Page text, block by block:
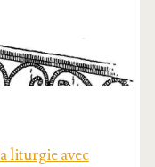
liturgie avec